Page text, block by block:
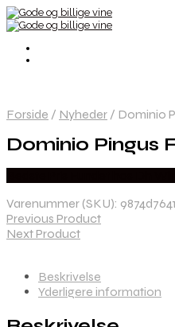
Forside / Nyheder / Dominio
Dominio Pingus
Varenummer (SKU):
Previous Product
Next Product
Beskrivelse
Yderligere information